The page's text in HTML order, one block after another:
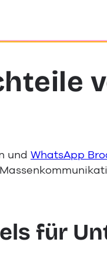
undWhatsApp
für